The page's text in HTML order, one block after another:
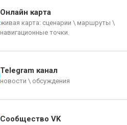
Онлайн карта
живая карта: сценарии \ маршруты \
навигационные точки.
Telegram канал
новости \ обсуждения
Сообщество VK